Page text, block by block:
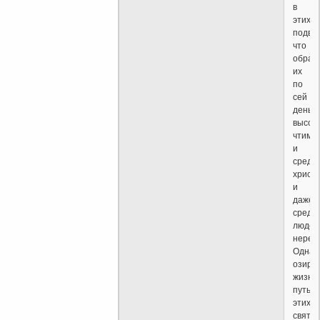
в
этих
что
образ
их
по
сей
день
чтим
и
среди
и
даже
среди
людей
путь
этих